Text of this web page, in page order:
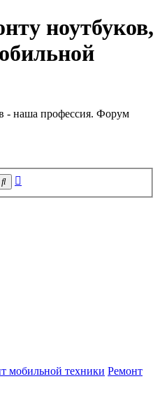
ноутбуков,
- наша профессия. Форум
Поиск
мобильной техники Ремонт